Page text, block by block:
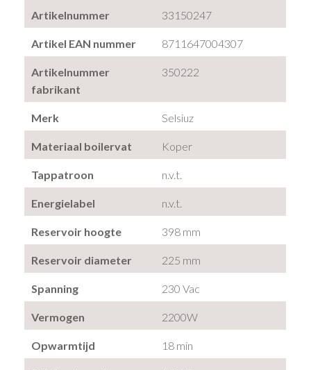
Artikelnummer 33150247
Artikel EAN nummer 8711647004307
Artikelnummer
fabrikant
350222
Merk Selsiuz
Materiaal boilervat Koper
Tappatroon n.v.t.
Energielabel n.v.t.
Reservoir hoogte 398 mm
Reservoir diameter 225 mm
Spanning 230 Vac
Vermogen 2200W
Opwarmtijd 18 min